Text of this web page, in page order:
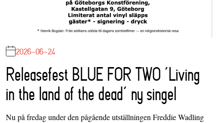
2026-06-24
Releasefest BLUE FOR TWO ‘Living
in the land of the dead’ ny singel
Nu på fredag under den pågående utställningen Freddie Wadling